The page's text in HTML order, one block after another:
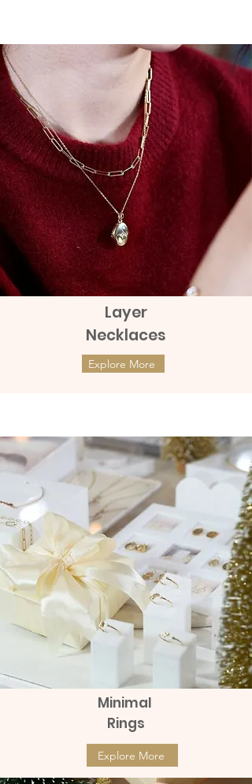
Expedited International Shipping
ส่งกับ Grab Express - คิดเงินเพิ่ม 100
ถึง 150 บาท
Full Refund Policy for International
Orders. Given that the product tag
remains with the products
ราคา
THB 8,990.00 ราค
Layer
Necklaces
Explore More
Minimal
Rings
Explore More